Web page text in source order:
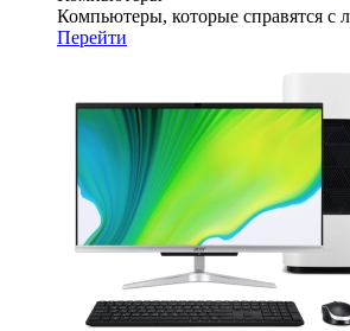
Компьютеры, которые справятся с
Перейти